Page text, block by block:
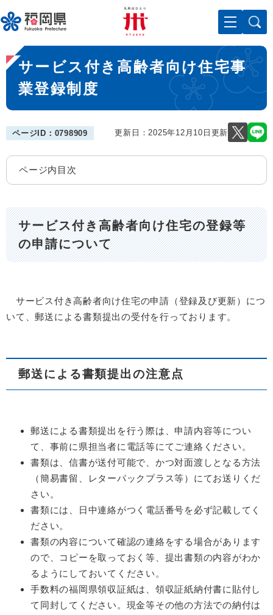
ー
ジ
先
頭
。
メニューを飛ばして本文へ
本
文
サービス付き高齢者向け住宅事
業登録制度
ページID：0798909 更新日：2025年12月10日更新
ページ内目次
サービス付き高齢者向け住宅の登録等
の申請について
サービス付き高齢者向け住宅の申請（登録及び更新）につ
いて、郵送による書類提出の受付を行っております。
郵送による書類提出の注意点
郵送による書類提出を行う際は、申請内容等につい
て、事前に県担当者に電話等にてご連絡ください。
書類は、信書が送付可能で、かつ対面渡しとなる方法
（簡易書留、レターパックプラス等）にてお送りくだ
さい。
書類には、日中連絡がつく電話番号を必ず記載してく
ださい。
書類の内容について確認の連絡をする場合があります
ので、コピーを取っておく等、提出書類の内容がわか
るようにしておいてください。
手数料の福岡県領収証紙は、領収証紙納付書に貼付し
て同封してください。現金等その他の方法での納付は